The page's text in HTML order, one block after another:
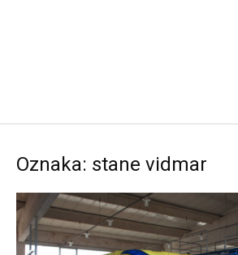
Oznaka: stane vidmar